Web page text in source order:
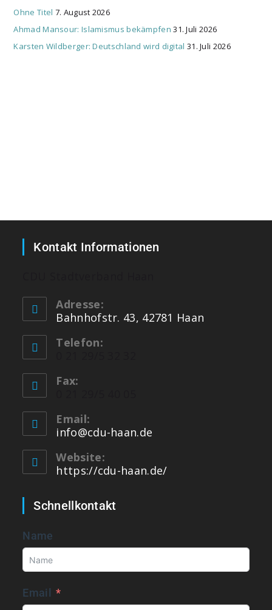
Ohne Titel 7. August 2026
Ahmad Mansour: Islamismus bekämpfen 31. Juli 2026
Karsten Wildberger: Deutschland wird digital 31. Juli 2026
Kontakt Informationen
Adresse:
Bahnhofstr. 43, 42781 Haan
Telefon:
Fax:
Email:
info@cdu-haan.de
Website:
https://cdu-haan.de/
Schnellkontakt
Name
Email